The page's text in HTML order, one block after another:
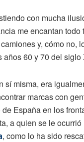
con mucha
me encantan
y, cómo no,
60 y 70 del siglo
sí misma, era
marcas con
España en los
a quien se le
, como lo ha sido